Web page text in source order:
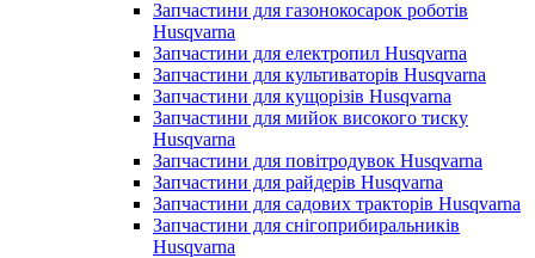
Запчастини для газонокосарок роботів
Husqvarna
Запчастини для електропил Husqvarna
Запчастини для культиваторів Husqvarna
Запчастини для кущорізів Husqvarna
Запчастини для мийок високого тиску
Husqvarna
Запчастини для повітродувок Husqvarna
Запчастини для райдерів Husqvarna
Запчастини для садових тракторів Husqvarna
Запчастини для снігоприбиральників
Husqvarna